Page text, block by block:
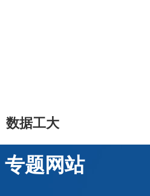
数据工大
专题网站